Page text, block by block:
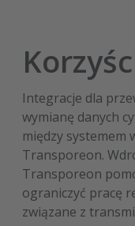
Integracje dla
wymianę danych
między systemem
Transporeon.
Transporeon
ograniczyć pracę
związane z